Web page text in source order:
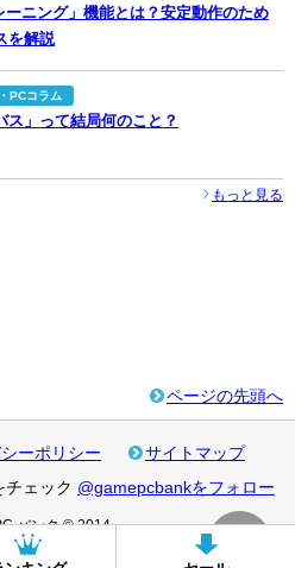
ーニング」機能とは？安定動作のため
を解説
PCコラム
ス」って結局何のこと？
もっと見る
ページの先頭へ
ーポリシー
サイトマップ
ェック @gamepcbankをフォロー
バンク © 2014